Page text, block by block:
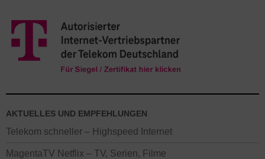
AKTUELLES UND EMPFEHLUNGEN
Telekom schneller – Highspeed Internet
MagentaTV Netflix – TV, Serien, Filme